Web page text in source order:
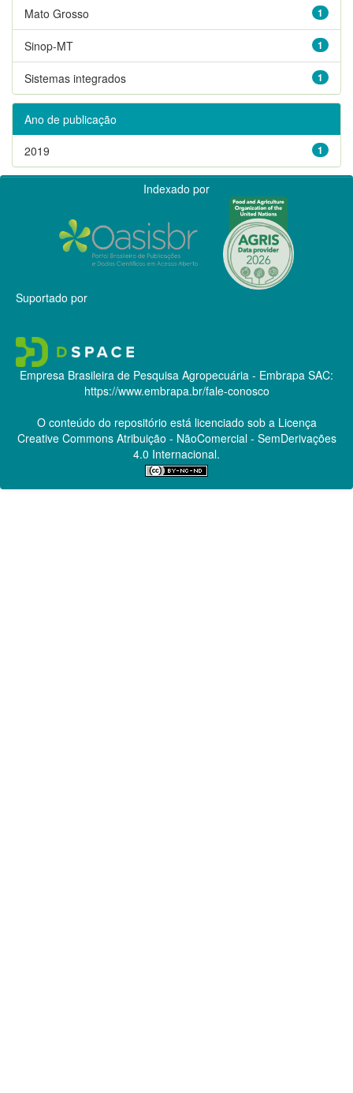
1
Mato Grosso
1
Sinop-MT
1
Sistemas integrados
Ano de publicação
1
2019
Indexado por
Suportado por
Empresa Brasileira de Pesquisa Agropecuária - Embrapa SAC:
https://www.embrapa.br/fale-conosco
O conteúdo do repositório está licenciado sob a Licença
Creative CommonsAtribuição - NãoComercial - SemDerivações
4.0 Internacional.